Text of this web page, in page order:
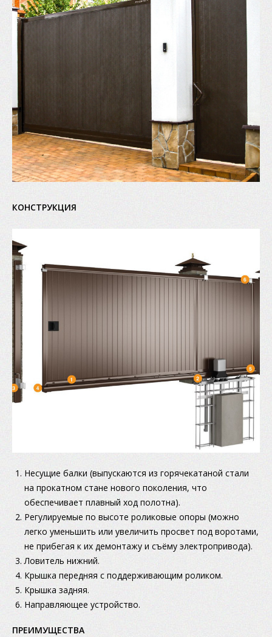
КОНСТРУКЦИЯ
Несущие балки (выпускаются из горячекатаной стали
на прокатном стане нового поколения, что
обеспечивает плавный ход полотна).
Регулируемые по высоте роликовые опоры (можно
легко уменьшить или увеличить просвет под воротами,
не прибегая к их демонтажу и съёму электропривода).
Ловитель нижний.
Крышка передняя с поддерживающим роликом.
Крышка задняя.
Направляющее устройство.
ПРЕИМУЩЕСТВА